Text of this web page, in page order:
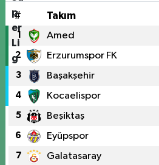
# Takım
1 Amed
2 Erzurumspor FK
3 Başakşehir
4 Kocaelispor
5 Beşiktaş
6 Eyüpspor
7 Galatasaray